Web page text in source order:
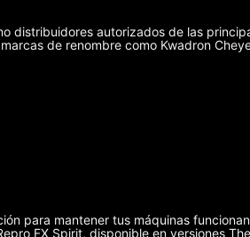
distribuidores autorizados de las
de renombre como Kwadron
para mantener tus máquinas
FX Spirit, disponible en versiones